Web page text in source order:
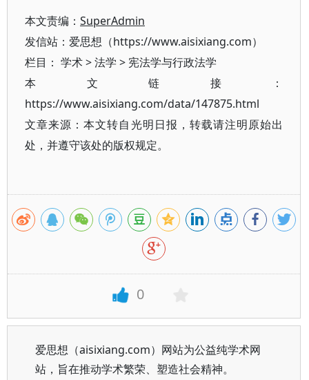
本文责编： SuperAdmin
发信站：爱思想（https://www.aisixiang.com）
栏目： 学术>法学 > 宪法学与行政法学
本文链接：
https://www.aisixiang.com/data/147875.html
文章来源：本文转自光明日报，转载请注明原始出
处，并遵守该处的版权规定。
0
爱思想（aisixiang.com）网站为公益纯学术网
站，旨在推动学术繁荣、塑造社会精神。